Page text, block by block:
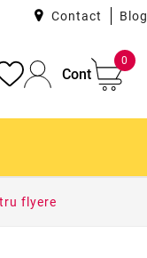
Contact Blog
Cont
0
flyere